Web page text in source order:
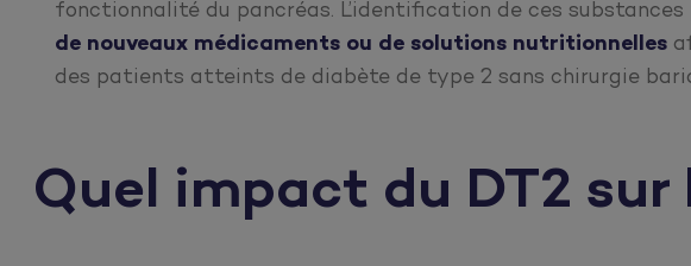
fonctionnalité du pancréas. L’identification de ces
de nouveaux médicaments ou de solutions nutritionnelles
des patients atteints de diabète de type 2 sans chirurgie
Quel impact du DT2